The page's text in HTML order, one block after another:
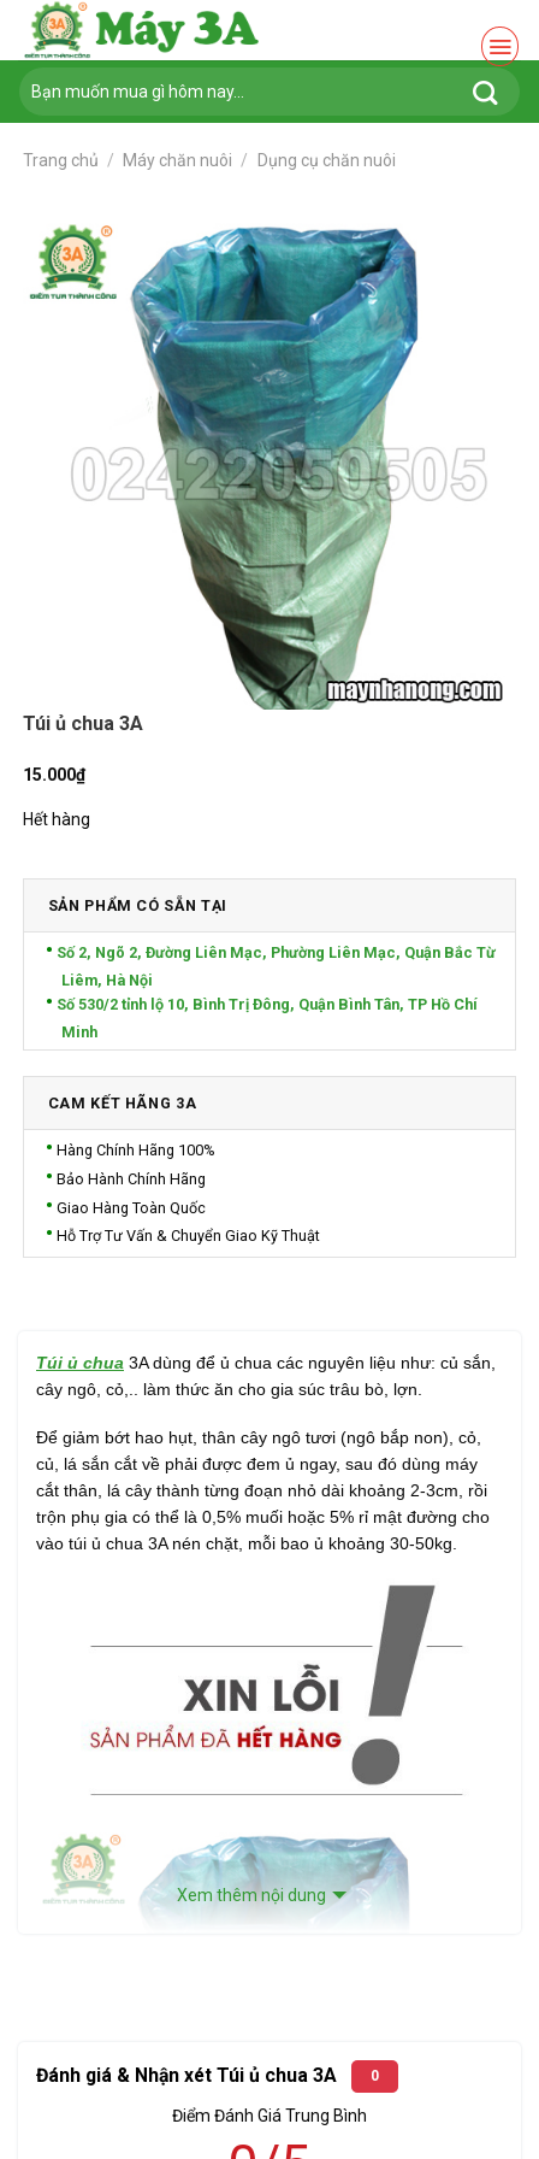
Chuyển
nội
dung
Tìm
kiếm:
Trang chủ / Máy chăn nuôi / Dụng cụ chăn nuôi
Túi ủ chua 3A
15.000₫
Hết hàng
SẢN PHẨM CÓ SẴN TẠI
Số 2, Ngõ 2, Đường Liên Mạc, Phường Liên Mạc, Quận Bắc Từ
Liêm, Hà Nội
Số 530/2 tỉnh lộ 10, Bình Trị Đông, Quận Bình Tân, TP Hồ Chí
Minh
CAM KẾT HÃNG 3A
Hàng Chính Hãng 100%
Bảo Hành Chính Hãng
Giao Hàng Toàn Quốc
Hỗ Trợ Tư Vấn & Chuyển Giao Kỹ Thuật
Túi ủ chua 3A dùng để ủ chua các nguyên liệu như: củ sắn,
cây ngô, cỏ,.. làm thức ăn cho gia súc trâu bò, lợn.
Để giảm bớt hao hụt, thân cây ngô tươi (ngô bắp non), cỏ,
củ, lá sắn cắt về phải được đem ủ ngay, sau đó dùng máy
cắt thân, lá cây thành từng đoạn nhỏ dài khoảng 2-3cm, rồi
trộn phụ gia có thể là 0,5% muối hoặc 5% rỉ mật đường cho
vào túi ủ chua 3A nén chặt, mỗi bao ủ khoảng 30-50kg.
Xem thêm nội dung
Đánh giá & Nhận xét Túi ủ chua 3A 0
Điểm Đánh Giá Trung Bình